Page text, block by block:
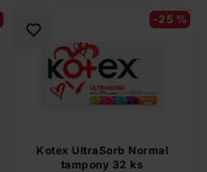
-25 %
Kotex UltraSorb Normal
tampony 32 ks